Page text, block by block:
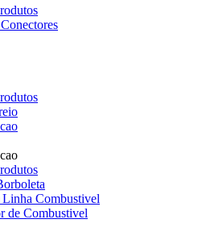
Combustivel
de Combustivel